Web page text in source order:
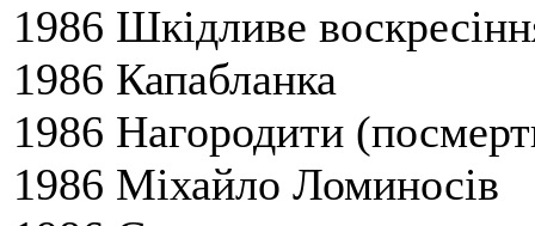
1986 Шкідливе
1986 Капабланка
1986 Нагородити
1986 Міхайло Ломиносів